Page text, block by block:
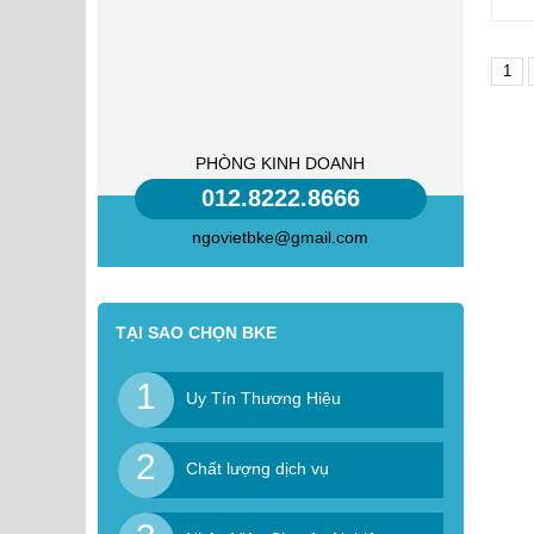
1
PHÒNG KINH DOANH
012.8222.8666
ngovietbke@gmail.com
TẠI SAO CHỌN BKE
1 Uy Tín Thương Hiệu
2 Chất lượng dịch vụ